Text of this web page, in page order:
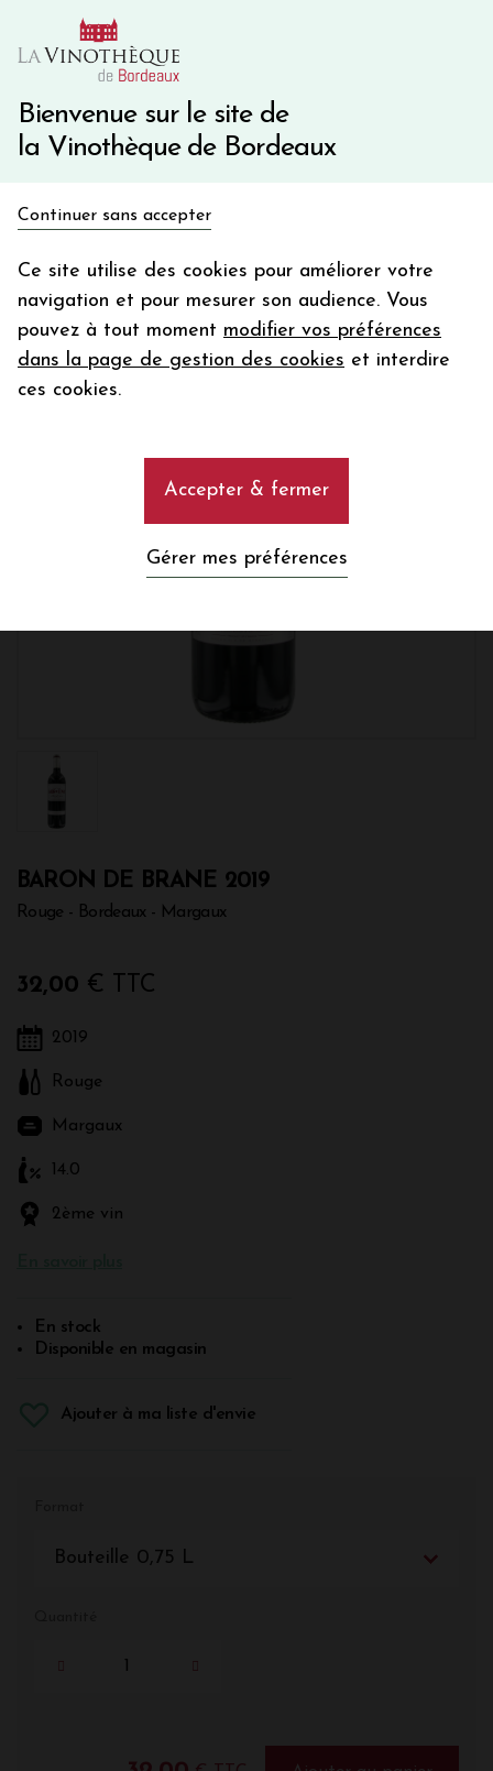
Bienvenue sur le site de
la Vinothèque de Bordeaux
Continuer sans accepter
Ce site utilise des cookies pour améliorer votre
navigation et pour mesurer son audience. Vous
pouvez à tout moment modifier vos préférences
dans la page de gestion des cookies et interdire
ces cookies.
Accepter & fermer
Gérer mes préférences
10€ de remise immédiate sur votre première commande
Une question ?
BARON DE BRANE 2019
Rouge - Bordeaux - Margaux
32,00 € TTC
2019
Rouge
Margaux
14.0
2ème vin
En stock
Disponible en magasin
Ajouter à ma liste d'envie
Bouteille 0,75 L
en bon d'achat
Votre
email
En m’abonnant, j’accepte de recevoir la newsletter de la